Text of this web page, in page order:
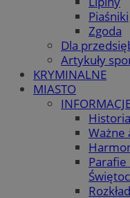
Piaśniki
Zgoda
Dla
Artykuły
KRYMINALNE
MIASTO
Ważne
Parafie